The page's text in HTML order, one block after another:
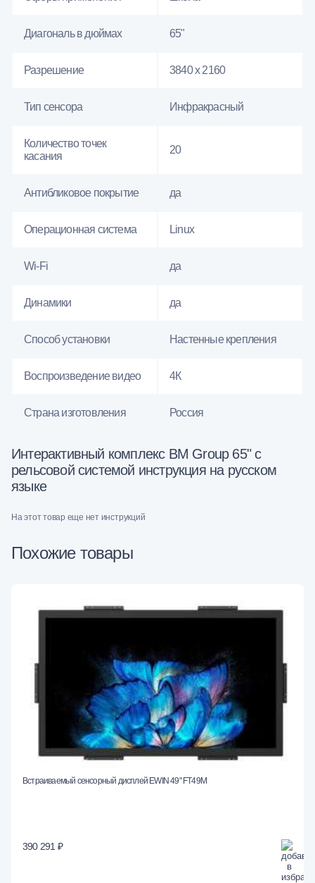
Диагональ в дюймах 65"
Разрешение 3840 x 2160
Тип сенсора Инфракрасный
Количество точек
касания
20
Антибликовое покрытие да
Операционная система Linux
Wi-Fi да
Динамики да
Способ установки Настенные крепления
Воспроизведение видео 4К
Страна изготовления Россия
Интерактивный комплекс BM Group 65" с
рельсовой системой инструкция на русском
языке
На этот товар еще нет инструкций
Похожие товары
Встраиваемый сенсорный дисплей EWIN 49" FT49M
390 291 ₽